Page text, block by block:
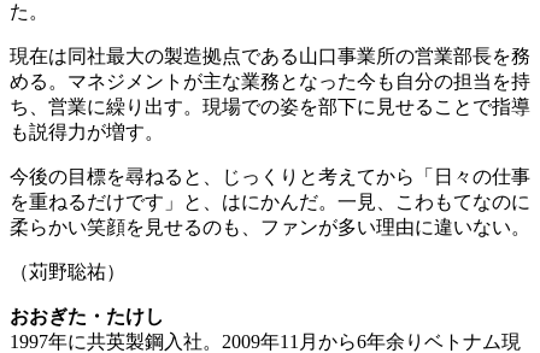
た。
現在は同社最大の製造拠点である山口事業所の営業部長を務
める。マネジメントが主な業務となった今も自分の担当を持
ち、営業に繰り出す。現場での姿を部下に見せることで指導
も説得力が増す。
今後の目標を尋ねると、じっくりと考えてから「日々の仕事
を重ねるだけです」と、はにかんだ。一見、こわもてなのに
柔らかい笑顔を見せるのも、ファンが多い理由に違いない。
（苅野聡祐）
おおぎた・たけし
1997年に共英製鋼入社。2009年11月から6年余りベトナム現